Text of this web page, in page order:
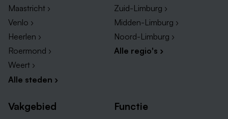
Maastricht ›
Venlo ›
Heerlen ›
Roermond ›
Weert ›
Alle steden ›
Zuid-Limburg ›
Midden-Limburg ›
Noord-Limburg ›
Alle regio's ›
Vakgebied Functie